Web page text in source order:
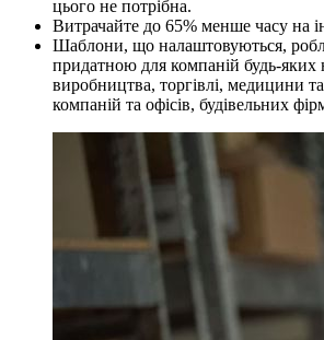
цього не потрібна.
Витрачайте до 65% менше часу на
Шаблони, що налаштовуються,
придатною для компаній будь-яких
виробництва, торгівлі, медицини
компаній та офісів, будівельних